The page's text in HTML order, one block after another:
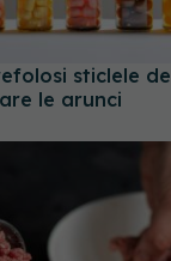
sticlele de
le arunci